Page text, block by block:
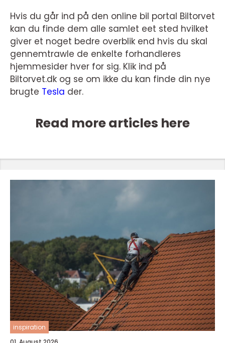
Hvis du går ind på den online bil portal Biltorvet
kan du finde dem alle samlet eet sted hvilket
giver et noget bedre overblik end hvis du skal
gennemtrawle de enkelte forhandleres
hjemmesider hver for sig. Klik ind på
Biltorvet.dk og se om ikke du kan finde din nye
brugte Tesla der.
Read more articles here
inspiration